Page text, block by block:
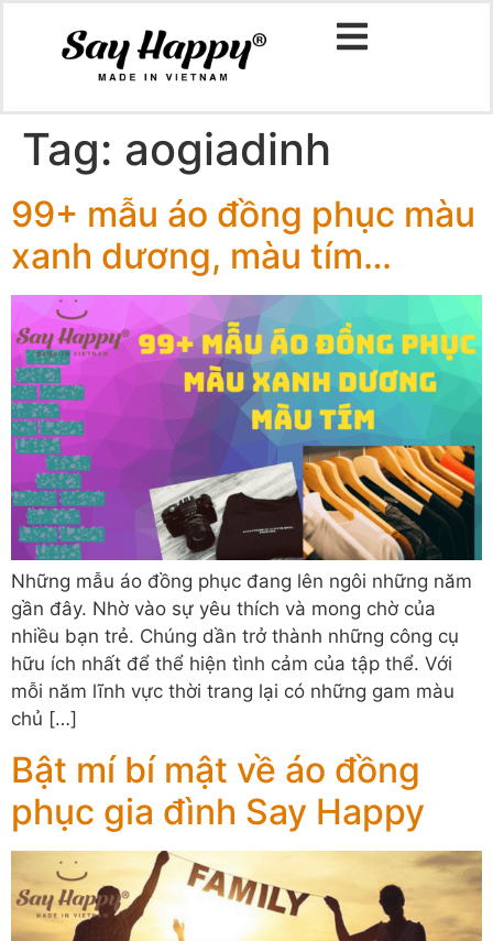
Tag: aogiadinh
99+ mẫu áo đồng phục màu
xanh dương, màu tím…
Những mẫu áo đồng phục đang lên ngôi những năm
gần đây. Nhờ vào sự yêu thích và mong chờ của
nhiều bạn trẻ. Chúng dần trở thành những công cụ
hữu ích nhất để thể hiện tình cảm của tập thể. Với
mỗi năm lĩnh vực thời trang lại có những gam màu
chủ […]
Bật mí bí mật về áo đồng
phục gia đình Say Happy